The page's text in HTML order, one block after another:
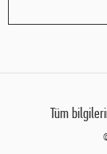
Tüm